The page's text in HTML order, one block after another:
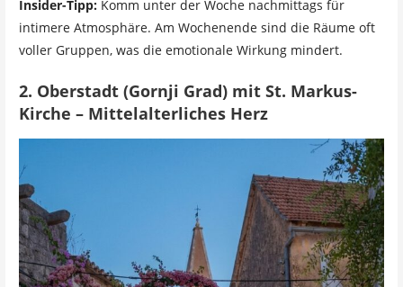
Insider-Tipp:Komm unter der Woche nachmittags für
intimere Atmosphäre. Am Wochenende sind die Räume oft
voller Gruppen, was die emotionale Wirkung mindert.
2. Oberstadt (Gornji Grad) mit St. Markus-
Kirche – Mittelalterliches Herz